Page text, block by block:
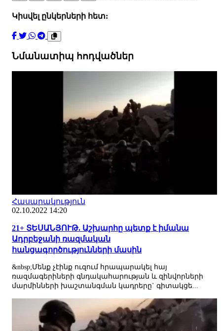
Կիսվել ընկերների հետ:
Նմանատիպ հոդվածներ
Հասարակություն
02.10.2022 14:20
21+ ՏԵՍԱՆՅՈՒԹ. Աշխարհը պետք է իմանա
Ադրբեջանի ռազմական
հանցագործությունների մասին
&nbsp;Մենք չէինք ուզում հրապարակել հայ
ռազմագերիների գնդակահարության և զինվորների
մարմինների խաշտանգման կադրերը` գիտակցե...